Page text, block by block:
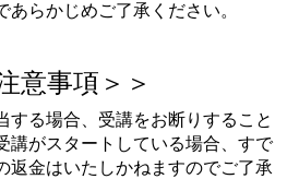
あらかじめご了承ください。
意事項＞＞
する場合、受講をお断りすること
講がスタートしている場合、すで
返金はいたしかねますのでご了承